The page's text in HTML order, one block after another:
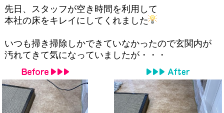
先日、スタッフが空き時間を利用して
本社の床をキレイにしてくれました
いつも掃き掃除しかできていなかったので玄関内が
汚れてきて気になっていましたが・・・